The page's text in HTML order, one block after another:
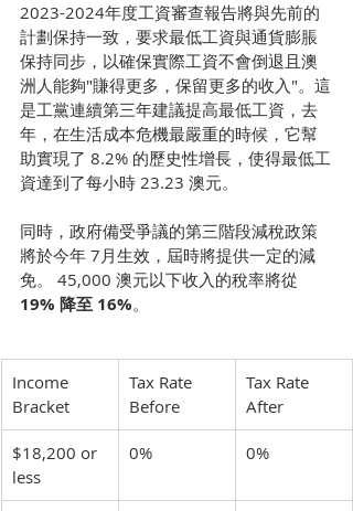
2023-2024年度工資審查報告將與先前的
計劃保持一致，要求最低工資與通貨膨脹
保持同步，以確保實際工資不會倒退且澳
洲人能夠"賺得更多，保留更多的收入"。這
是工黨連續第三年建議提高最低工資，去
年，在生活成本危機最嚴重的時候，它幫
助實現了 8.2% 的歷史性增長，使得最低工
資達到了每小時 23.23 澳元。
同時，政府備受爭議的第三階段減稅政策
將於今年 7月生效，屆時將提供一定的減
免。 45,000 澳元以下收入的稅率將從
19% 降至 16%。
Income
Bracket
Tax Rate
Before
Tax Rate
After
$18,200 or
less
0% 0%